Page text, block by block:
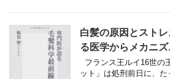
白髪の原因とスト
る医学からメカニズ
フランス王ルイ16世の
ット」は処刑前日に、